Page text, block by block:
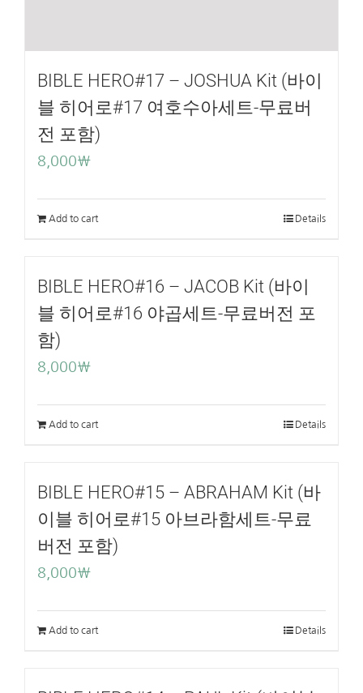
BIBLE HERO#17 – JOSHUA Kit (바이
블 히어로#17 여호수아세트-무료버
전 포함)
8,000₩
Add to cart Details
BIBLE HERO#16 – JACOB Kit (바이
블 히어로#16 야곱세트-무료버전 포
함)
8,000₩
Add to cart Details
BIBLE HERO#15 – ABRAHAM Kit (바
이블 히어로#15 아브라함세트-무료
버전 포함)
8,000₩
Add to cart Details